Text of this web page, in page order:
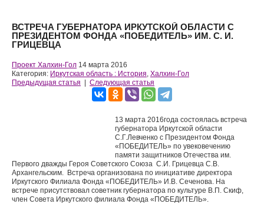
ВСТРЕЧА ГУБЕРНАТОРА ИРКУТСКОЙ ОБЛАСТИ С
ПРЕЗИДЕНТОМ ФОНДА «ПОБЕДИТЕЛЬ» ИМ. С. И.
ГРИЦЕВЦА
Проект Халхин-Гол 14 марта 2016
Категория: Иркутская область : История, Халхин-Гол
Предыдущая статья
Следующая статья
13 марта 2016года состоялась встреча
губернатора Иркутской области
С.Г.Левченко с Президентом Фонда
«ПОБЕДИТЕЛЬ» по увековечению
памяти защитников Отечества им.
Первого дважды Героя Советского Союза С.И. Грицевца С.В.
Архангельским. Встреча организована по инициативе директора
Иркутского Филиала Фонда «ПОБЕДИТЕЛЬ» И.В. Сеченова. На
встрече присутствовал советник губернатора по культуре В.П. Скиф,
член Совета Иркутского филиала Фонда «ПОБЕДИТЕЛЬ».